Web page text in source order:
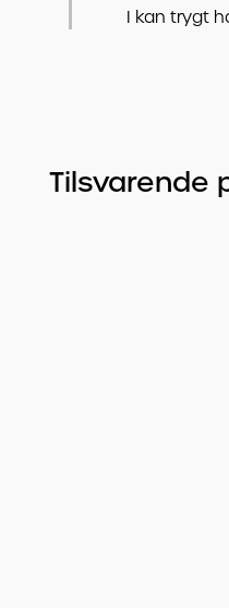
I kan trygt
Tilsvarende